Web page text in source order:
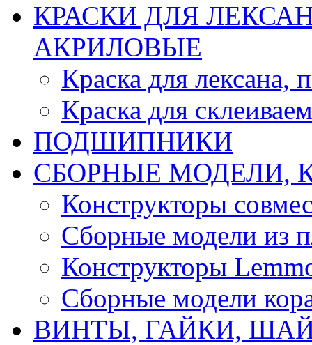
КРАСКИ ДЛЯ
АКРИЛОВЫЕ
Краска для лексана,
Краска для
ПОДШИПНИКИ
CБОРНЫЕ МОДЕЛИ,
Конструкторы
Сборные модели из
Конструкторы
Сборные модели
ВИНТЫ, ГАЙКИ,